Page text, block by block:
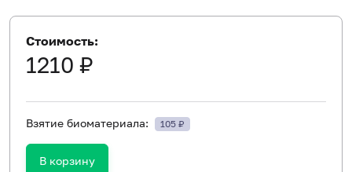
Стоимость:
1210 ₽
Взятие биоматериала: 105 ₽
В корзину